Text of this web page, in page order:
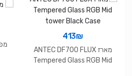
413₪
מארז ANTEC DF700 FLUX
Tempered Glass RGB Mid